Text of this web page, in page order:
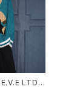
LTD.
TEDDY B
アメリカ